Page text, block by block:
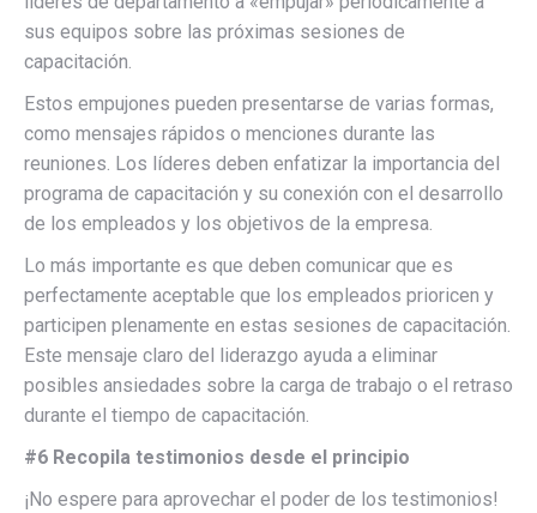
sus equipos sobre las próximas sesiones de
capacitación.
Estos empujones pueden presentarse de varias formas,
como mensajes rápidos o menciones durante las
reuniones. Los líderes deben enfatizar la importancia del
programa de capacitación y su conexión con el desarrollo
de los empleados y los objetivos de la empresa.
Lo más importante es que deben comunicar que es
perfectamente aceptable que los empleados prioricen y
participen plenamente en estas sesiones de capacitación.
Este mensaje claro del liderazgo ayuda a eliminar
posibles ansiedades sobre la carga de trabajo o el retraso
durante el tiempo de capacitación.
#6 Recopila testimonios desde el principio
¡No espere para aprovechar el poder de los testimonios!